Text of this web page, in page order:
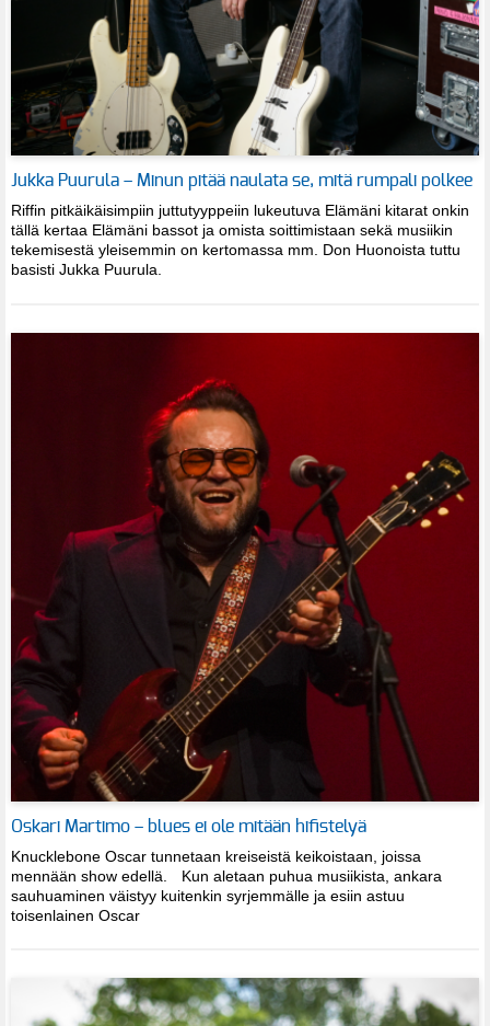
Jukka Puurula – Minun pitää naulata se, mitä rumpali polkee
Riffin pitkäikäisimpiin juttutyyppeiin lukeutuva Elämäni kitarat onkin
tällä kertaa Elämäni bassot ja omista soittimistaan sekä musiikin
tekemisestä yleisemmin on kertomassa mm. Don Huonoista tuttu
basisti Jukka Puurula.
Oskari Martimo – blues ei ole mitään hifistelyä
Knucklebone Oscar tunnetaan kreiseistä keikoistaan, joissa
mennään show edellä. Kun aletaan puhua musiikista, ankara
sauhuaminen väistyy kuitenkin syrjemmälle ja esiin astuu
toisenlainen Oscar